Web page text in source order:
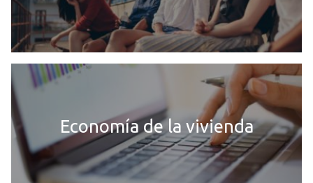
Economía de la vivienda